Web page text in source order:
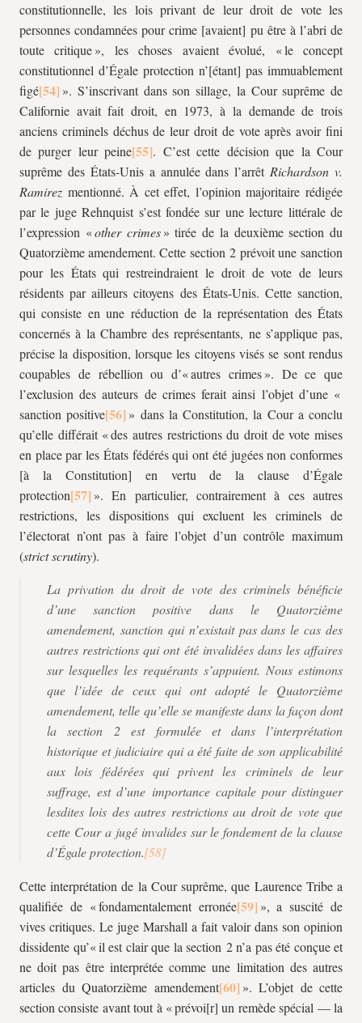
constitutionnelle, les lois privant de leur droit de vote les
personnes condamnées pour crime [avaient] pu être à l’abri de
toute critique », les choses avaient évolué, « le concept
constitutionnel d’Égale protection n’[étant] pas immuablement
figé
». S’inscrivant dans son sillage, la Cour suprême de
Californie avait fait droit, en 1973, à la demande de trois
anciens criminels déchus de leur droit de vote après avoir fini
de purger leur peine
. C’est cette décision que la Cour
suprême des États-Unis a annulée dans l’arrêt Richardson v.
Ramirez mentionné. À cet effet, l’opinion majoritaire rédigée
par le juge Rehnquist s’est fondée sur une lecture littérale de
l’expression «other crimes» tirée de la deuxième section du
Quatorzièmeamendement. Cette section 2 prévoit une sanction
pour les États qui restreindraient le droit de vote de leurs
résidents par ailleurs citoyens des États-Unis. Cette sanction,
qui consiste en une réduction de la représentation des États
concernés à la Chambre des représentants, ne s’applique pas,
précise la disposition, lorsque les citoyens visés se sont rendus
coupables de rébellion ou d’« autres crimes ». De ce que
l’exclusion des auteurs de crimes ferait ainsi l’objet d’une «
sanction positive
» dans la Constitution, la Cour a conclu
qu’elle différait « des autres restrictions du droit de vote mises
en place par les États fédérés qui ont été jugées non conformes
[à la Constitution] en vertu de la clause d’Égale
protection
». En particulier, contrairement à ces autres
restrictions, les dispositions qui excluent les criminels de
l’électorat n’ont pas à faire l’objet d’un contrôle maximum
(strict scrutiny).
La privation du droit de vote des criminels bénéficie
d’une sanction positive dans le Quatorzième
amendement, sanction qui n’existait pas dans le cas des
autres restrictions qui ont été invalidées dans les affaires
sur lesquelles les requérants s’appuient. Nous estimons
que l’idée de ceux qui ont adopté le Quatorzième
amendement, telle qu’elle se manifeste dans la façon dont
la section 2 est formulée et dans l’interprétation
historique et judiciaire qui a été faite de son applicabilité
aux lois fédérées qui privent les criminels de leur
suffrage, est d’une importance capitale pour distinguer
lesdites lois des autres restrictions au droit de vote que
cette Cour a jugé invalides sur le fondement de la clause
d’Égale protection.
Cette interprétation de la Cour suprême, que Laurence Tribe a
qualifiée de « fondamentalement erronée
», a suscité de
vives critiques. Le juge Marshall a fait valoir dans son opinion
dissidente qu’« il est clair que la section 2 n’a pas été conçue et
ne doit pas être interprétée comme une limitation des autres
articles du Quatorzième amendement
». L’objet de cette
section consiste avant tout à « prévoi[r] un remède spécial — la